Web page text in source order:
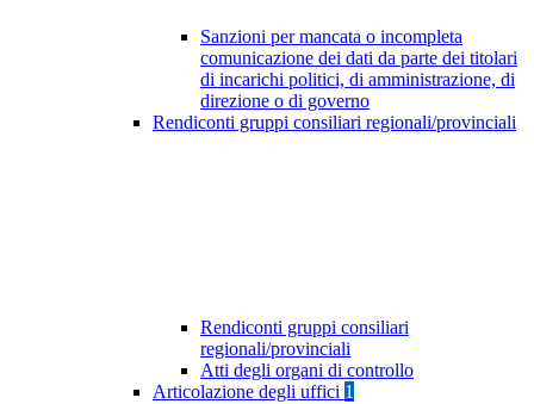
Sanzioni per mancata o incompleta
comunicazione dei dati da parte dei titolari
di incarichi politici, di amministrazione, di
direzione o di governo
Rendiconti gruppi consiliari regionali/provinciali
Rendiconti gruppi consiliari
regionali/provinciali
Atti degli organi di controllo
Articolazione degli uffici 1